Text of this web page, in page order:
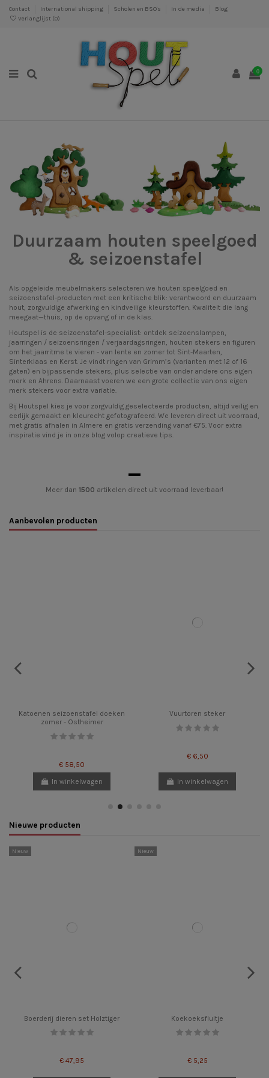
Contact International shipping Scholen en BSO's In de media
Blog
Verlanglijst (0)
0
Duurzaam houten speelgoed
& seizoenstafel
Als opgeleide meubelmakers selecteren we houten speelgoed en
seizoenstafel-producten met een kritische blik: verantwoord en duurzaam
hout, zorgvuldige afwerking en kindveilige kleurstoffen. Kwaliteit die lang
meegaat—thuis, op de opvang of in de klas.
Houtspel is de seizoenstafel-specialist: ontdek seizoenslampen,
jaarringen / seizoensringen / verjaardagsringen, houten stekers en figuren
om het jaarritme te vieren - van lente en zomer tot Sint-Maarten,
Sinterklaas en Kerst. Je vindt ringen van Grimm’s (varianten met 12 of 16
gaten) en bijpassende stekers, plus selectie van onder andere ons eigen
merk en Ahrens. Daarnaast voeren we een grote collectie van ons eigen
merk stekers voor extra variatie.
Bij Houtspel kies je voor zorgvuldig geselecteerde producten, altijd veilig en
eerlijk gemaakt en kleurecht gefotografeerd. We leveren direct uit voorraad,
met gratis afhalen in Almere en gratis verzending vanaf €75. Voor extra
inspiratie vind je in onze blog volop creatieve tips.
Meer dan 1500 artikelen direct uit voorraad leverbaar!
Aanbevolen producten
Katoenen seizoenstafel doeken
zomer - Ostheimer
€ 58,50
In winkelwagen
Vuurtoren steker
€ 6,50
In winkelwagen
Nieuwe producten
Nieuw
Boerderij dieren set Holztiger
€ 47,95
Nieuw
Koekoeksfluitje
€ 5,25